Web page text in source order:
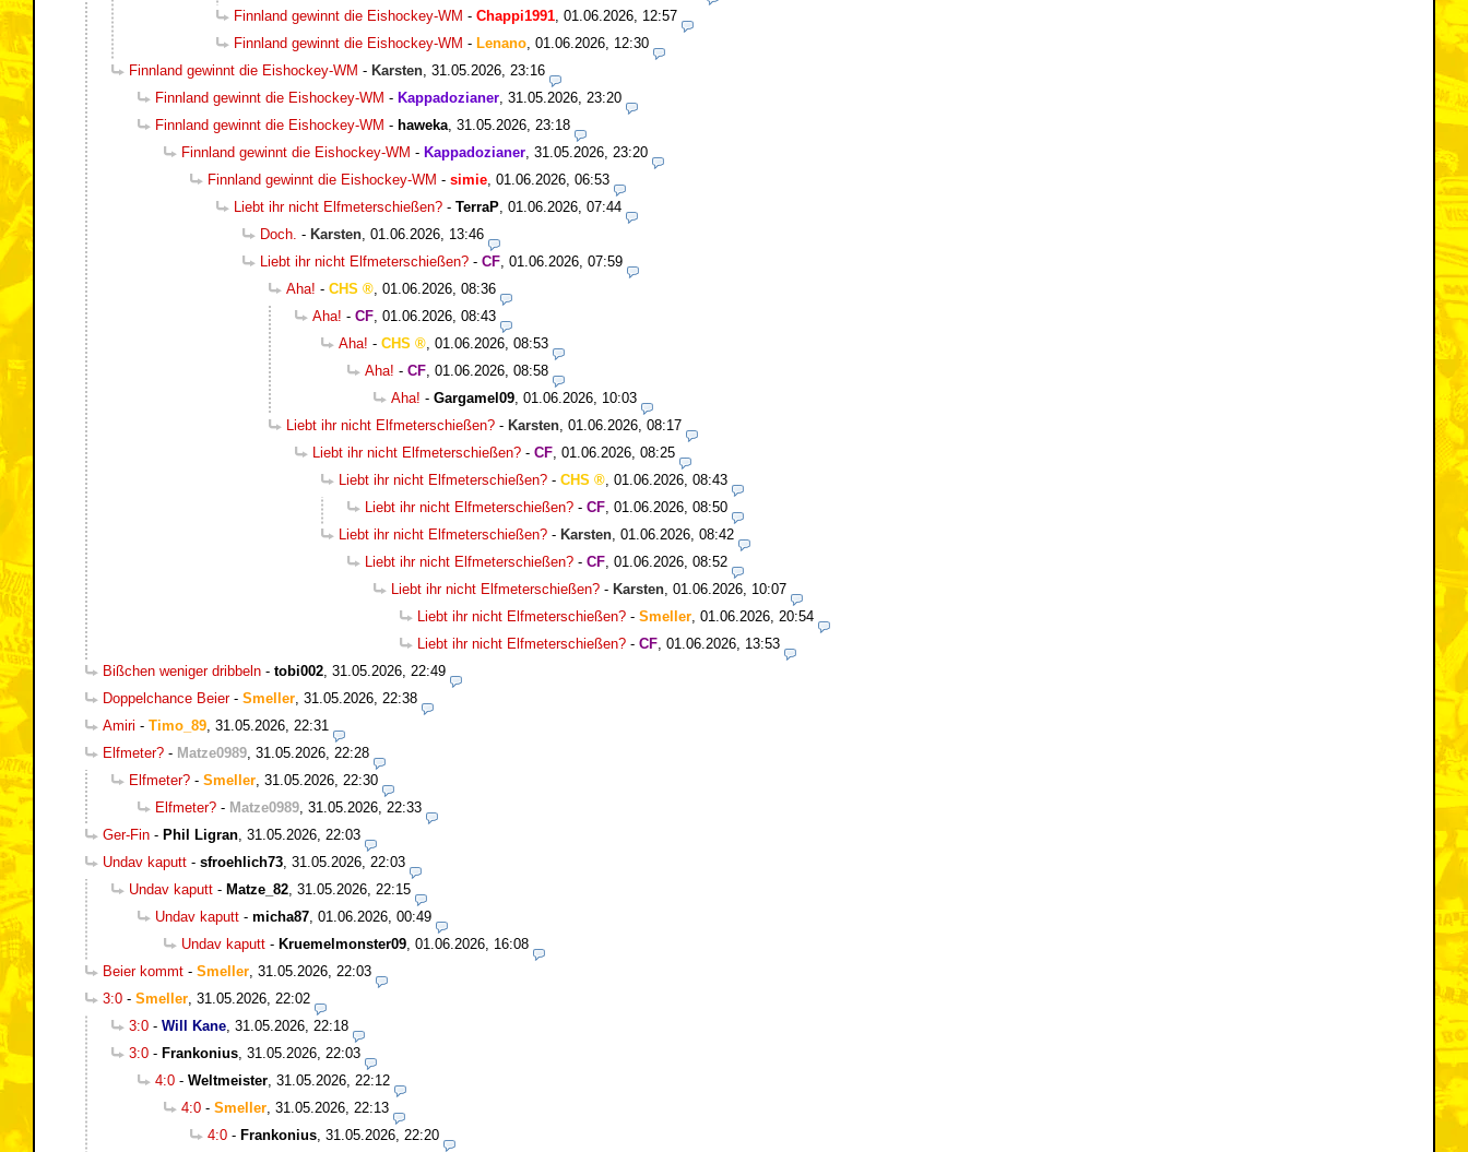
Finnland gewinnt die Eishockey-WM - Chappi1991 01.06.2026, 12:57
Finnland gewinnt die Eishockey-WM - Lenano 01.06.2026, 12:30
Finnland gewinnt die Eishockey-WM - Karsten 31.05.2026, 23:16
Finnland gewinnt die Eishockey-WM - Kappadozianer 31.05.2026, 23:20
Finnland gewinnt die Eishockey-WM - haweka 31.05.2026, 23:18
Finnland gewinnt die Eishockey-WM - Kappadozianer 31.05.2026, 23:20
Finnland gewinnt die Eishockey-WM - simie 01.06.2026, 06:53
Liebt ihr nicht Elfmeterschießen? - TerraP 01.06.2026, 07:44
Doch. - Karsten 01.06.2026, 13:46
Liebt ihr nicht Elfmeterschießen? - CF 01.06.2026, 07:59
Aha! - CHS
01.06.2026, 08:36
Aha! - CF 01.06.2026, 08:43
Aha! - CHS
01.06.2026, 08:53
Aha! - CF 01.06.2026, 08:58
Aha! - Gargamel09 01.06.2026, 10:03
Liebt ihr nicht Elfmeterschießen? - Karsten 01.06.2026, 08:17
Liebt ihr nicht Elfmeterschießen? - CF 01.06.2026, 08:25
Liebt ihr nicht Elfmeterschießen? - CHS
01.06.2026, 08:43
Liebt ihr nicht Elfmeterschießen? - CF 01.06.2026, 08:50
Liebt ihr nicht Elfmeterschießen? - Karsten 01.06.2026, 08:42
Liebt ihr nicht Elfmeterschießen? - CF 01.06.2026, 08:52
Liebt ihr nicht Elfmeterschießen? - Karsten 01.06.2026, 10:07
Liebt ihr nicht Elfmeterschießen? - Smeller 01.06.2026, 20:54
Liebt ihr nicht Elfmeterschießen? - CF 01.06.2026, 13:53
Bißchen weniger dribbeln - tobi002 31.05.2026, 22:49
Doppelchance Beier- Smeller 31.05.2026, 22:38
Amiri - Timo_89 31.05.2026, 22:31
Elfmeter? - Matze0989 31.05.2026, 22:28
Elfmeter? - Smeller 31.05.2026, 22:30
Elfmeter? - Matze0989 31.05.2026, 22:33
Ger-Fin - Phil Ligran 31.05.2026, 22:03
Undav kaputt - sfroehlich73 31.05.2026, 22:03
Undav kaputt - Matze_82 31.05.2026, 22:15
Undav kaputt - micha87 01.06.2026, 00:49
Undav kaputt - Kruemelmonster09 01.06.2026, 16:08
Beier kommt - Smeller 31.05.2026, 22:03
3:0 - Smeller 31.05.2026, 22:02
3:0 - Will Kane 31.05.2026, 22:18
3:0 - Frankonius 31.05.2026, 22:03
4:0 - Weltmeister 31.05.2026, 22:12
4:0 - Smeller 31.05.2026, 22:13
4:0 - Frankonius 31.05.2026, 22:20